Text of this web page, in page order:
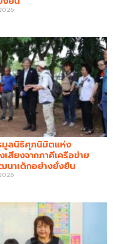
มูลนิธิศุภนิมิตแห่ง
สียงจากภาคีเครือข่าย
นาเด็กอย่างยั่งยืน